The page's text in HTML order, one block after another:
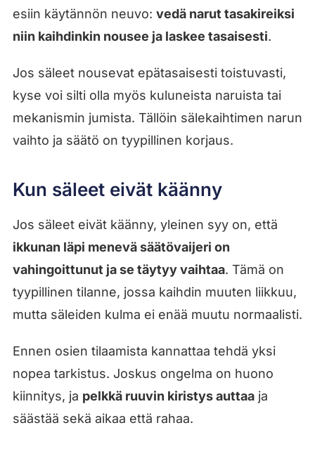
esiin käytännön neuvo: vedä narut tasakireiksi
niin kaihdinkin nousee ja laskee tasaisesti.
Jos säleet nousevat epätasaisesti toistuvasti,
kyse voi silti olla myös kuluneista naruista tai
mekanismin jumista. Tällöin sälekaihtimen narun
vaihto ja säätö on tyypillinen korjaus.
Kun säleet eivät käänny
Jos säleet eivät käänny, yleinen syy on, että
ikkunan läpi menevä säätövaijeri on
vahingoittunut ja se täytyy vaihtaa. Tämä on
tyypillinen tilanne, jossa kaihdin muuten liikkuu,
mutta säleiden kulma ei enää muutu normaalisti.
Ennen osien tilaamista kannattaa tehdä yksi
nopea tarkistus. Joskus ongelma on huono
kiinnitys, ja pelkkä ruuvin kiristys auttaaja
säästää sekä aikaa että rahaa.